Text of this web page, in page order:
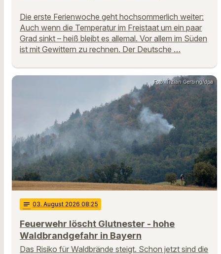
Die erste Ferienwoche geht hochsommerlich weiter:
Auch wenn die Temperatur im Freistaat um ein paar
Grad sinkt – heiß bleibt es allemal. Vor allem im Süden
ist mit Gewittern zu rechnen. Der Deutsche …
Foto: Tizian Gerbing/dpa
notes 03. August 2026 08:25
Feuerwehr löscht Glutnester - hohe
Waldbrandgefahr in Bayern
Das Risiko für Waldbrände steigt. Schon jetzt sind die